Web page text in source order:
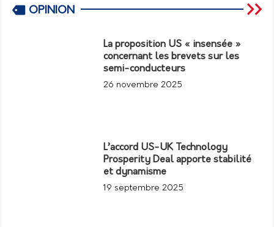
OPINION
La proposition US « insensée »
concernant les brevets sur les
semi-conducteurs
26 novembre 2025
L’accord US-UK Technology
Prosperity Deal apporte stabilité
et dynamisme
19 septembre 2025